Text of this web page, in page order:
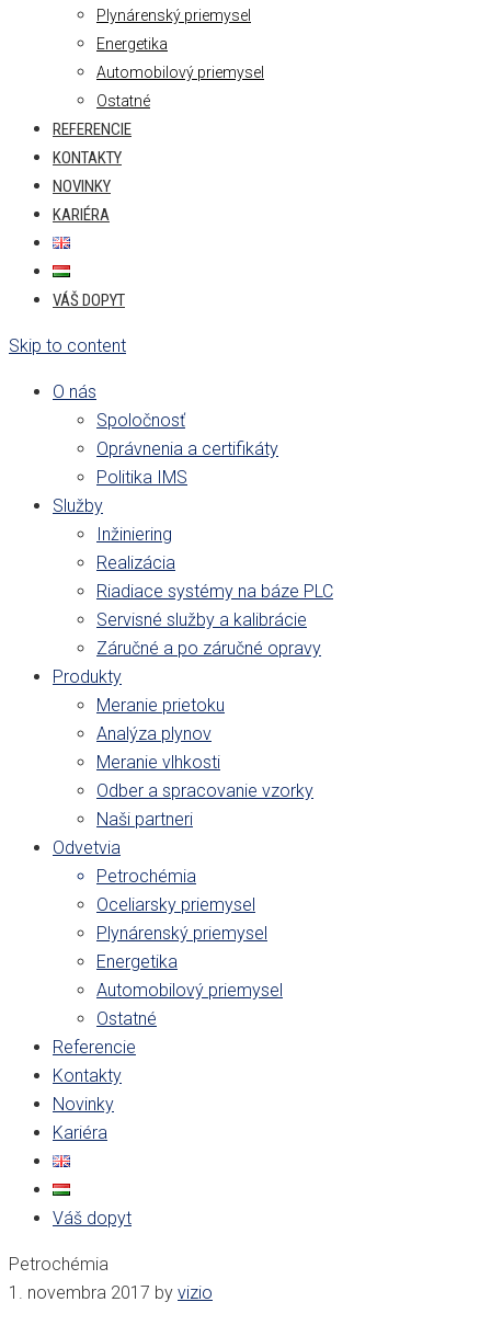
Plynárenský priemysel
Energetika
Automobilový priemysel
Ostatné
REFERENCIE
KONTAKTY
NOVINKY
KARIÉRA
VÁŠ DOPYT
Skip to content
O nás
Spoločnosť
Oprávnenia a certifikáty
Politika IMS
Služby
Inžiniering
Realizácia
Riadiace systémy na báze PLC
Servisné služby a kalibrácie
Záručné a po záručné opravy
Produkty
Meranie prietoku
Analýza plynov
Meranie vlhkosti
Odber a spracovanie vzorky
Naši partneri
Odvetvia
Petrochémia
Oceliarsky priemysel
Plynárenský priemysel
Energetika
Automobilový priemysel
Ostatné
Referencie
Kontakty
Novinky
Kariéra
Váš dopyt
Petrochémia
1. novembra 2017 by vizio